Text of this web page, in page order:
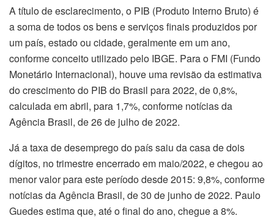
A título de esclarecimento, o PIB (Produto Interno Bruto) é
a soma de todos os bens e serviços finais produzidos por
um país, estado ou cidade, geralmente em um ano,
conforme conceito utilizado pelo IBGE. Para o FMI (Fundo
Monetário Internacional), houve uma revisão da estimativa
do crescimento do PIB do Brasil para 2022, de 0,8%,
calculada em abril, para 1,7%, conforme notícias da
Agência Brasil, de 26 de julho de 2022.
Já a taxa de desemprego do país saiu da casa de dois
dígitos, no trimestre encerrado em maio/2022, e chegou ao
menor valor para este período desde 2015: 9,8%, conforme
notícias da Agência Brasil, de 30 de junho de 2022. Paulo
Guedes estima que, até o final do ano, chegue a 8%.